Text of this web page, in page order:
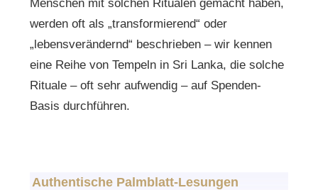
Menschen mit solchen Ritualen gemacht haben,
werden oft als „transformierend“ oder
„lebensverändernd“ beschrieben – wir kennen
eine Reihe von Tempeln in Sri Lanka, die solche
Rituale – oft sehr aufwendig – auf Spenden-
Basis durchführen.
Authentische Palmblatt-Lesungen